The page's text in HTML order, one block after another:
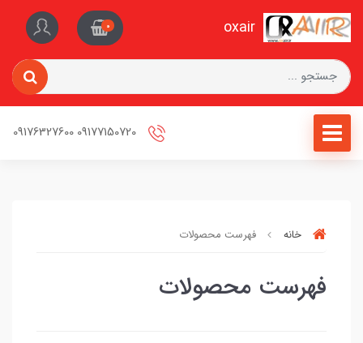
oxair
0
خانه فهرست محصولات
فهرست محصولات